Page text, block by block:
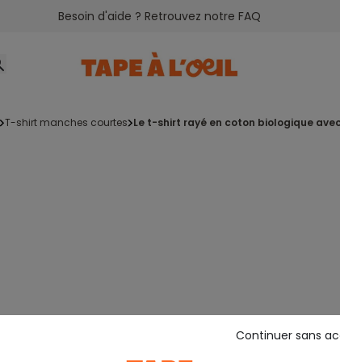
Besoin d'aide ? Retrouvez notre FAQ
t-shirt manches courtes le t-shirt rayé en coton biologique
Continuer sans